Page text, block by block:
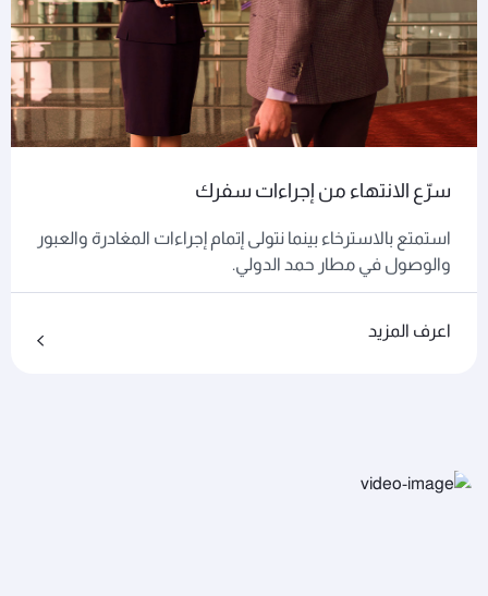
سرّع الانتهاء من إجراءات سفرك
استمتع بالاسترخاء بينما نتولى إتمام إجراءات المغادرة والعبور
والوصول في مطار حمد الدولي.
اعرف المزيد